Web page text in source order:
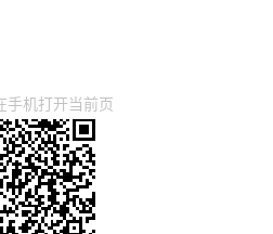
手机打开当前页